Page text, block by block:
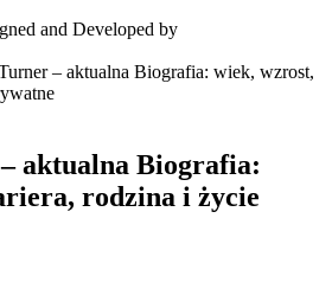
and Developed by
– aktualna Biografia: wiek, wzrost,
aktualna Biografia:
rodzina i życie